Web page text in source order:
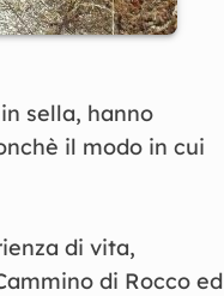
sella, hanno
il modo in cui
di vita,
di Rocco ed